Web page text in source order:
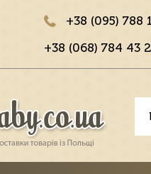
+38 (095) 788
+38 (068) 784 43